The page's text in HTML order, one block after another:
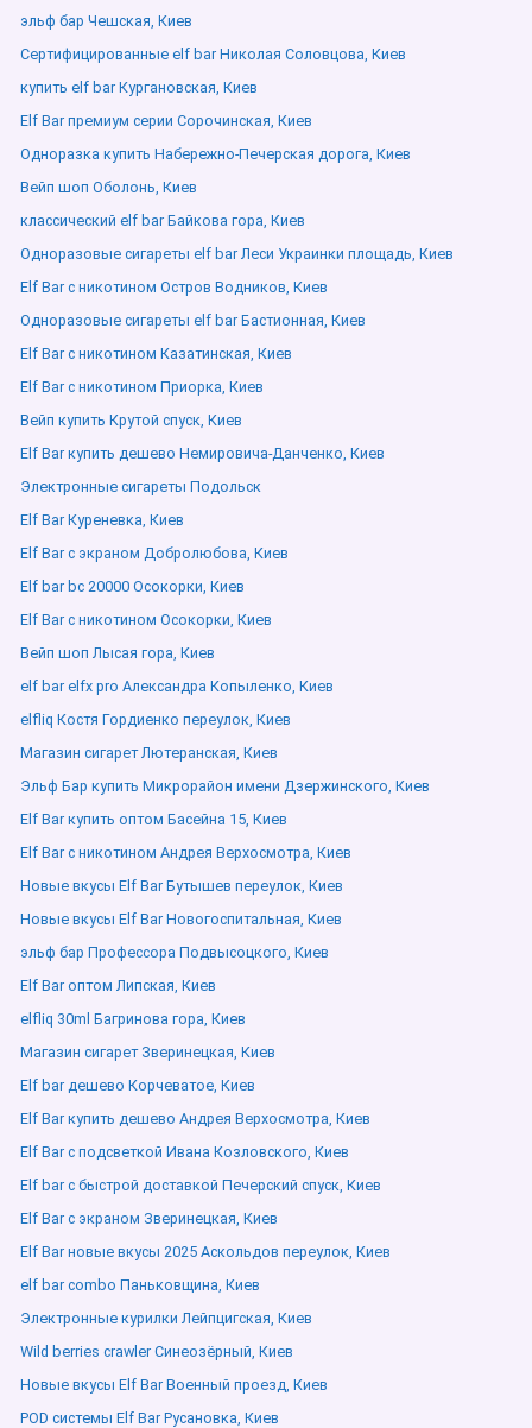
эльф бар Чешская, Киев
Сертифицированные elf bar Николая Соловцова, Киев
купить elf bar Кургановская, Киев
Elf Bar премиум серии Сорочинская, Киев
Одноразка купить Набережно-Печерская дорога, Киев
Вейп шоп Оболонь, Киев
классический elf bar Байкова гора, Киев
Одноразовые сигареты elf bar Леси Украинки площадь, Киев
Elf Bar с никотином Остров Водников, Киев
Одноразовые сигареты elf bar Бастионная, Киев
Elf Bar с никотином Казатинская, Киев
Elf Bar с никотином Приорка, Киев
Вейп купить Крутой спуск, Киев
Elf Bar купить дешево Немировича-Данченко, Киев
Электронные сигареты Подольск
Elf Bar Куреневка, Киев
Elf Bar с экраном Добролюбова, Киев
Elf bar bc 20000 Осокорки, Киев
Elf Bar с никотином Осокорки, Киев
Вейп шоп Лысая гора, Киев
elf bar elfx pro Александра Копыленко, Киев
elfliq Костя Гордиенко переулок, Киев
Магазин сигарет Лютеранская, Киев
Эльф Бар купить Микрорайон имени Дзержинского, Киев
Elf Bar купить оптом Басейна 15, Киев
Elf Bar с никотином Андрея Верхосмотра, Киев
Новые вкусы Elf Bar Бутышев переулок, Киев
Новые вкусы Elf Bar Новогоспитальная, Киев
эльф бар Профессора Подвысоцкого, Киев
Elf Bar оптом Липская, Киев
elfliq 30ml Багринова гора, Киев
Магазин сигарет Зверинецкая, Киев
Elf bar дешево Корчеватое, Киев
Elf Bar купить дешево Андрея Верхосмотра, Киев
Elf Bar с подсветкой Ивана Козловского, Киев
Elf bar с быстрой доставкой Печерский спуск, Киев
Elf Bar с экраном Зверинецкая, Киев
Elf Bar новые вкусы 2025 Аскольдов переулок, Киев
elf bar combo Паньковщина, Киев
Электронные курилки Лейпцигская, Киев
Wild berries crawler Синеозёрный, Киев
Новые вкусы Elf Bar Военный проезд, Киев
POD системы Elf Bar Русановка, Киев